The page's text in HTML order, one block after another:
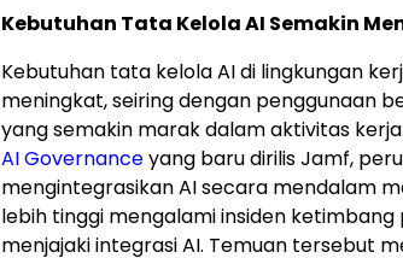
Kebutuhan Tata Kelola AI Semakin
Kebutuhan tata kelola AI di lingkungan
meningkat, seiring dengan penggunaan
yang semakin marak dalam aktivitas
AI Governanceyang baru dirilis Jamf,
mengintegrasikan AI secara mendalam
lebih tinggi mengalami insiden
menjajaki integrasi AI. Temuan tersebut